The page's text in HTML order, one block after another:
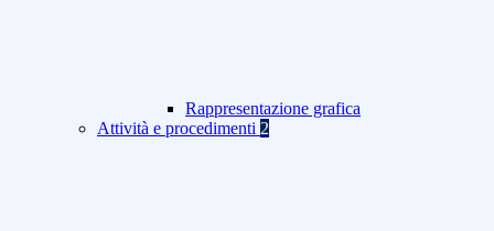
Rappresentazione grafica
Attività e procedimenti 2